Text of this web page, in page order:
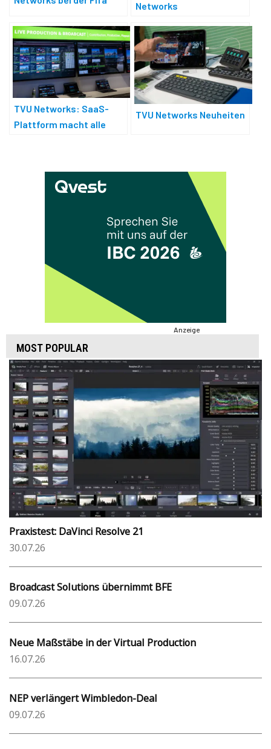
Networks
TVU Networks: SaaS-
Plattform macht alle
TVU Networks Neuheiten
Anzeige
MOST POPULAR
Praxistest: DaVinci Resolve 21
30.07.26
Broadcast Solutions übernimmt BFE
09.07.26
Neue Maßstäbe in der Virtual Production
16.07.26
NEP verlängert Wimbledon-Deal
09.07.26